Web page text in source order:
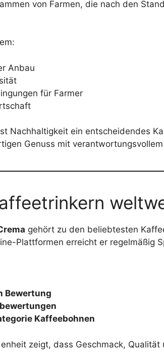
von Farmen, die nach den
Anbau
für Farmer
Nachhaltigkeit ein entscheidendes
Genuss mit
gehört zu den beliebtesten
Plattformen erreicht er regelmäßig
Bewertung
Kaffeebohnen
zeigt, dass Geschmack, Qualität